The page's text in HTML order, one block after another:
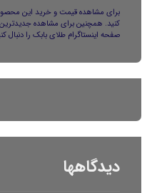
برای مشاهده قیمت و خرید این
کنید. همچنین برای مشاهده
صفحه اینستاگرام طلای بابک را دنبال
دیدگاهها